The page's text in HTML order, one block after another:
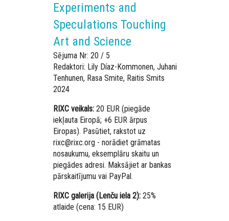
Experiments and
Speculations Touching
Art and Science
Sējuma Nr: 20 / 5
Redaktori: Lily Díaz-Kommonen, Juhani
Tenhunen, Rasa Smite, Raitis Smits
2024
RIXC veikals: 20 EUR (piegāde
iekļauta Eiropā; +6 EUR ārpus
Eiropas). Pasūtiet, rakstot uz
rixc@rixc.org - norādiet grāmatas
nosaukumu, eksemplāru skaitu un
piegādes adresi. Maksājiet ar bankas
pārskaitījumu vai PayPal.
RIXC galerija (Lenču iela 2): 25%
atlaide (cena: 15 EUR)